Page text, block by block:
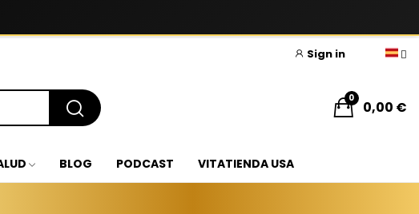
Sign in
0,00 €
0
BLOG PODCAST VITATIENDA USA